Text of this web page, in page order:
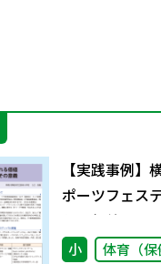
【実践事例】
ポーツフェス
れる価値 そ
小 体育（保